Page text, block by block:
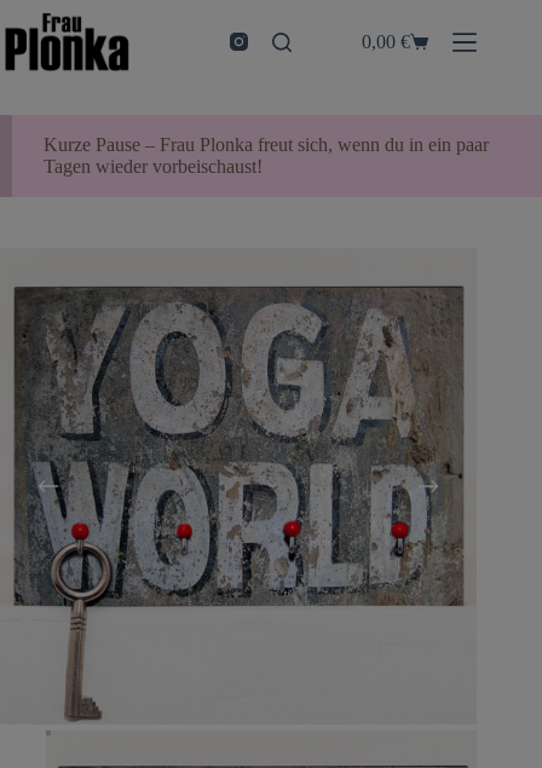
Inhalt
springen
Warenkorb
0,00€
Kurze Pause – Frau Plonka freut sich, wenn du in ein paar
Tagen wieder vorbeischaust!